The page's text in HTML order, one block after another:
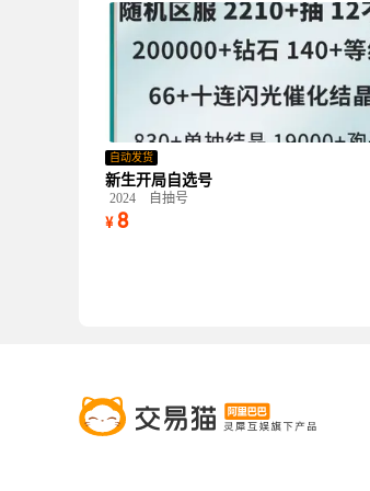
自动发货
新生开局自选号
2024 自抽号
¥ 8